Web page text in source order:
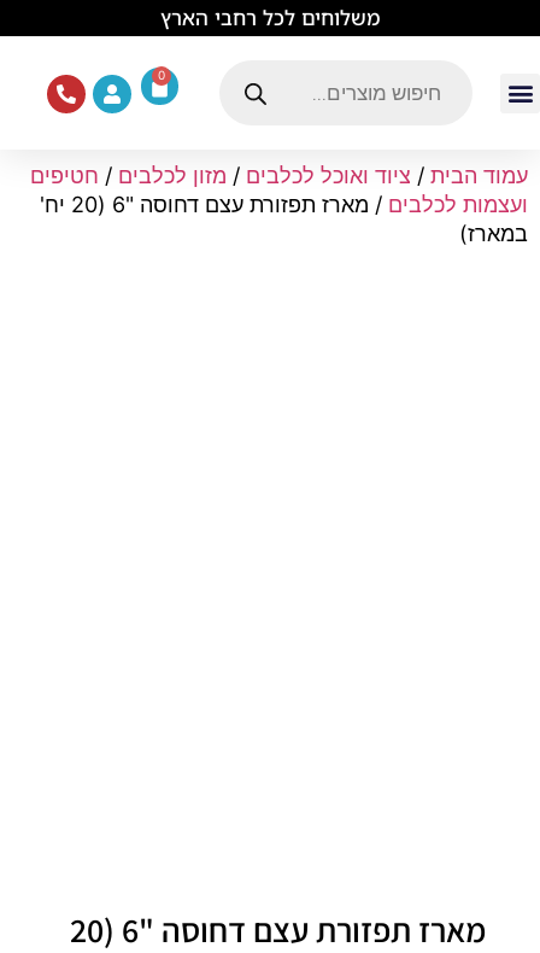
משלוחים לכל רחבי הארץ
0
עמוד הבית / ציוד ואוכל לכלבים / מזון לכלבים / חטיפים
ועצמות לכלבים
/ מארז תפזורת עצם דחוסה "6 (20 יח'
במארז)
מארז תפזורת עצם דחוסה "6 (20